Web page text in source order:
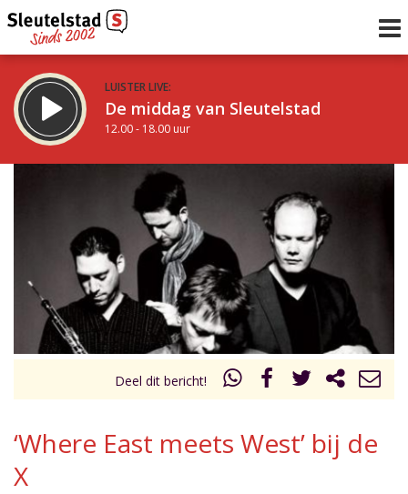
LUISTER LIVE:
De middag van Sleutelstad
12.00 - 18.00 uur
De vrijdagavond met Keanu
uur 1 van 0 Volgend uur
Inklappen
Deel dit bericht!
‘Where East meets West’ bij de
X